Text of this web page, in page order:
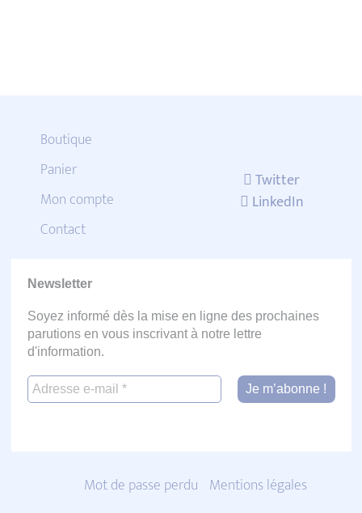
Boutique
Panier
Mon compte
Contact
Twitter
LinkedIn
Newsletter
Soyez informé dès la mise en ligne des prochaines
parutions en vous inscrivant à notre lettre
d'information.
Mot de passe perdu Mentions légales